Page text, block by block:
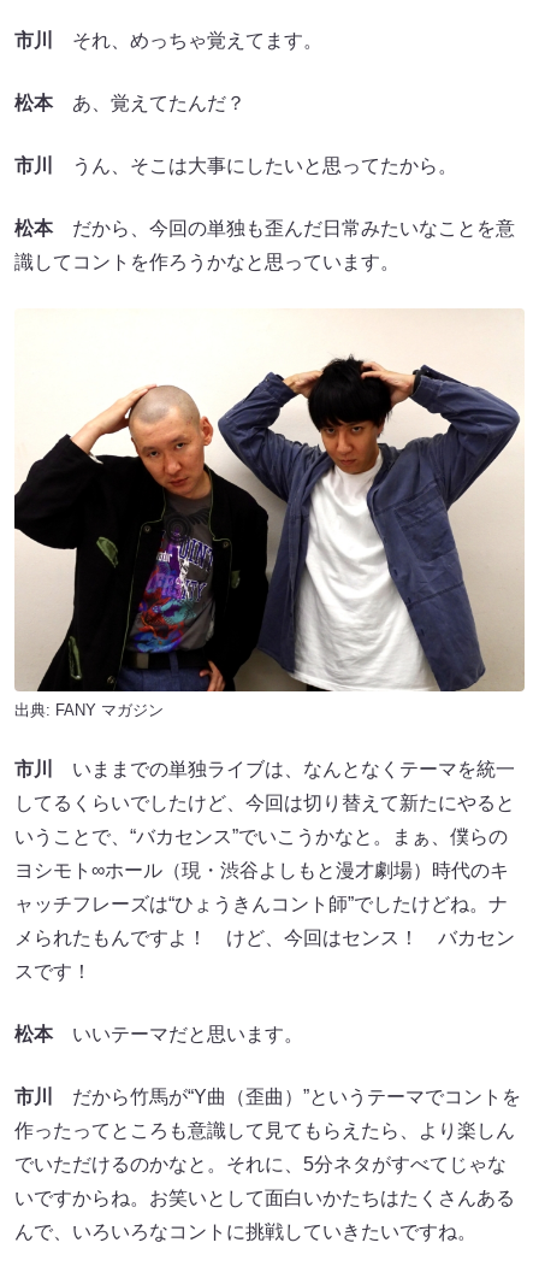
市川 それ、めっちゃ覚えてます。
松本あ、覚えてたんだ？
市川 うん、そこは大事にしたいと思ってたから。
松本だから、今回の単独も歪んだ日常みたいなことを意
識してコントを作ろうかなと思っています。
出典: FANY マガジン
市川
いままでの単独ライブは、なんとなくテーマを統一
してるくらいでしたけど、今回は切り替えて新たにやると
いうことで、“バカセンス”でいこうかなと。まぁ、僕らの
ヨシモト∞ホール（現・渋谷よしもと漫才劇場）時代のキ
ャッチフレーズは“ひょうきんコント師”でしたけどね。ナ
メられたもんですよ！ けど、今回はセンス！ バカセン
スです！
松本いいテーマだと思います。
市川
だから竹馬が“Y曲（歪曲）”というテーマでコントを
作ったってところも意識して見てもらえたら、より楽しん
でいただけるのかなと。それに、5分ネタがすべてじゃな
いですからね。お笑いとして面白いかたちはたくさんある
んで、いろいろなコントに挑戦していきたいですね。